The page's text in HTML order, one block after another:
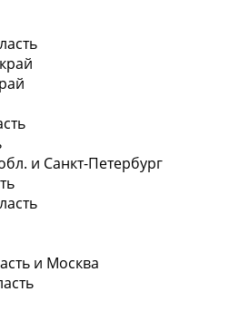
и Санкт-Петербург
и Москва